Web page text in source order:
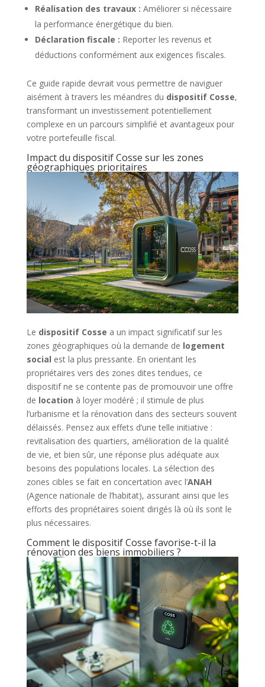
Réalisation des travaux : Améliorer si nécessaire
la performance énergétique du bien.
Déclaration fiscale : Reporter les revenus et
déductions conformément aux exigences fiscales.
Ce guide rapide devrait vous permettre de naviguer
aisément à travers les méandres du dispositif Cosse,
transformant un investissement potentiellement
complexe en un parcours simplifié et avantageux pour
votre portefeuille fiscal.
Impact du dispositif Cosse sur les zones
géographiques prioritaires
Le dispositif Cosse a un impact significatif sur les
zones géographiques où la demande de logement
social est la plus pressante. En orientant les
propriétaires vers des zones dites tendues, ce
dispositif ne se contente pas de promouvoir une offre
de location à loyer modéré ; il stimule de plus
l’urbanisme et la rénovation dans des secteurs souvent
délaissés. Pensez aux effets d’une telle initiative :
revitalisation des quartiers, amélioration de la qualité
de vie, et bien sûr, une réponse plus adéquate aux
besoins des populations locales. La sélection des
zones cibles se fait en concertation avec l’ANAH
(Agence nationale de l’habitat), assurant ainsi que les
efforts des propriétaires soient dirigés là où ils sont le
plus nécessaires.
Comment le dispositif Cosse favorise-t-il la
rénovation des biens immobiliers ?